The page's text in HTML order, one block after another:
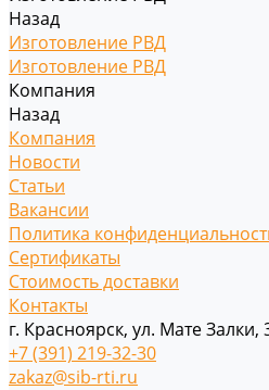
Назад
Изготовление РВД
Изготовление РВД
Компания
Назад
Компания
Новости
Статьи
Вакансии
Политика
Сертификаты
Стоимость доставки
Контакты
г. Красноярск, ул. Мате Залки,
+7 (391) 219-32-30
zakaz@sib-rti.ru